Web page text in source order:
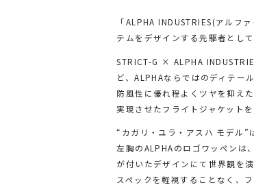
「ALPHA INDUSTRIES(アルフ
テムをデザインする先駆者とし
STRICT-G × ALPHA
ど、ALPHAならではのディテー
防風性に優れ程よくツヤを抑え
実現させたフライトジャケットを
“カガリ・ユラ・アスハ モデル”
左胸のALPHAのロゴワッペンは
が付いたデザインにて世界観を演
スペックを軽視することなく、